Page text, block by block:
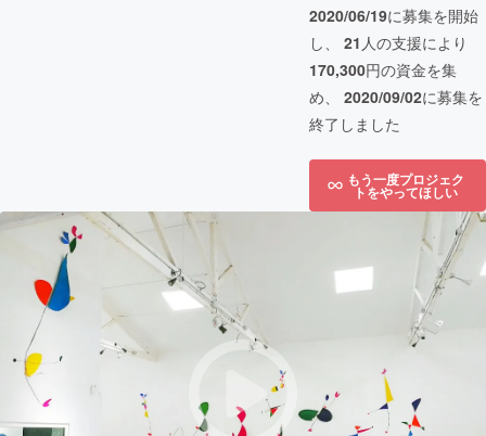
2020/06/19に募集を開始
し、 21 人の支援により
170,300円の資金を集
め、 2020/09/02に募集を
終了しました
もう一度プロジェク
トをやってほしい